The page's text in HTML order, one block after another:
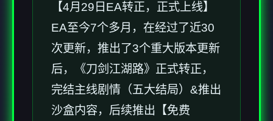
【4月29日EA转正，正式上线】
EA至今7个多月，在经过了近30
次更新，推出了3个重大版本更新
后，《刀剑江湖路》正式转正，
完结主线剧情（五大结局）&推出
沙盒内容，后续推出【免费